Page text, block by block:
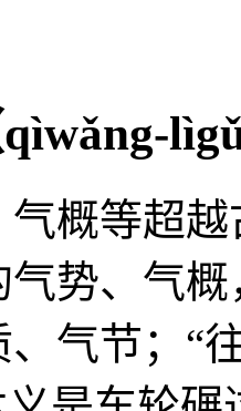
qìwǎng-
概等超
势、气
气节；“